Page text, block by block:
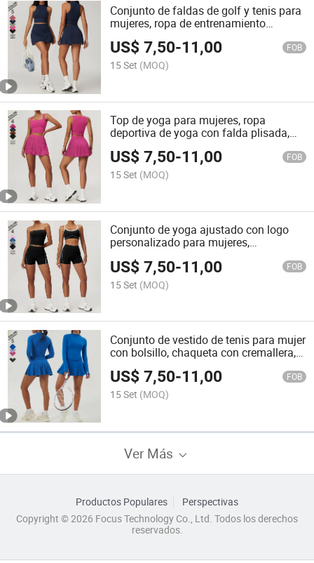
Conjunto de faldas de golf y tenis para
mujeres, ropa de entrenamiento
deportiva 2PCS conjuntos de yoga,
running y fitness
US$7,50-11,00 FOB
15 Set (MOQ)
Top de yoga para mujeres, ropa
deportiva de yoga con falda plisada,
transpirable y adecuada para fitness
US$7,50-11,00 FOB
15 Set (MOQ)
Conjunto de yoga ajustado con logo
personalizado para mujeres,
traje de running al aire libre
US$7,50-11,00 FOB
15 Set (MOQ)
Conjunto de vestido de tenis para mujer
con bolsillo, chaqueta con cremallera,
alta elasticidad, conjunto casual de dos
piezas
US$7,50-11,00 FOB
15 Set (MOQ)
Ver Más
Productos Populares
Perspectivas
Copyright © 2026 Focus Technology Co., Ltd. Todos los derechos
reservados.